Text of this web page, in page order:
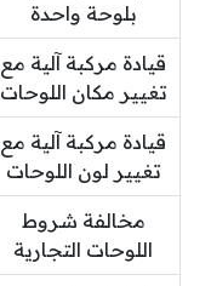
بلوحة واحدة
قيادة مركبة آلية مع
تغيير مكان اللوحات
قيادة مركبة آلية مع
تغيير لون اللوحات
مخالفة شروط
اللوحات التجارية